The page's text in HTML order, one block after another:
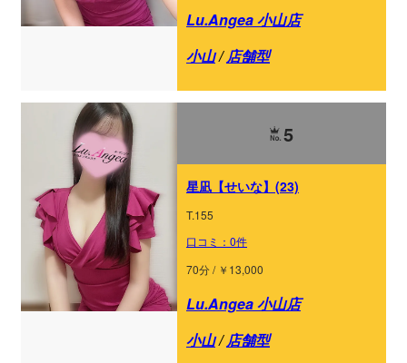
Lu.Angea 小山店
小山/店舗型
5
星凪【せいな】(23)
T.155
口コミ：0件
70分 / ￥13,000
Lu.Angea 小山店
小山/店舗型